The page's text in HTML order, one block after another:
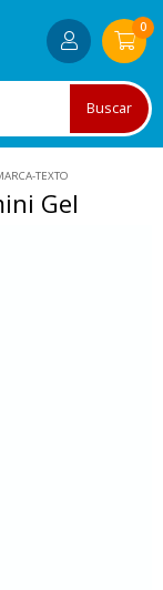
Buscar
0
TEXTO
Gel